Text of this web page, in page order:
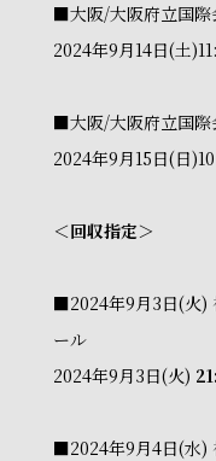
■大阪/大阪府立国際
2024年9月14日(土
■大阪/大阪府立国際
2024年9月15日(日
＜回収指定＞
■2024年9月3日(火)
ール
2024年9月3日(火)
■2024年9月4日(水)